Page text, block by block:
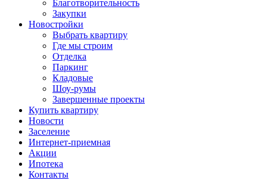
Благотворительность
Закупки
Новостройки
Выбрать квартиру
Где мы строим
Отделка
Паркинг
Кладовые
Шоу-румы
Завершенные проекты
Купить квартиру
Новости
Заселение
Интернет-приемная
Акции
Ипотека
Контакты